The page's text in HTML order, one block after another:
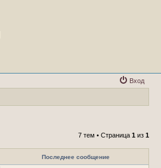
Вход
7 тем • Страница 1 из 1
Последнее сообщение